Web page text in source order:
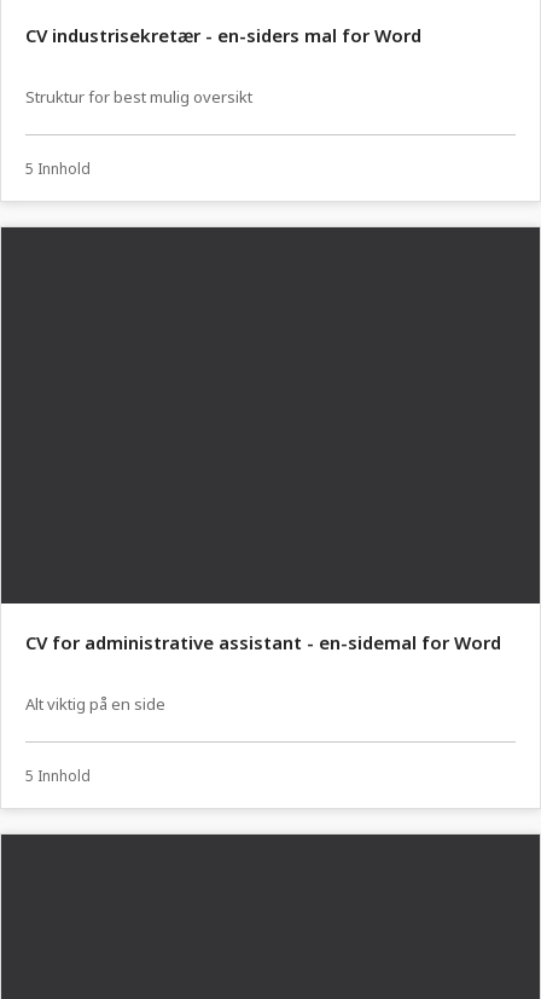
CV industrisekretær - en-siders mal for Word
Struktur for best mulig oversikt
5 Innhold
CV for administrative assistant - en-sidemal for Word
Alt viktig på en side
5 Innhold